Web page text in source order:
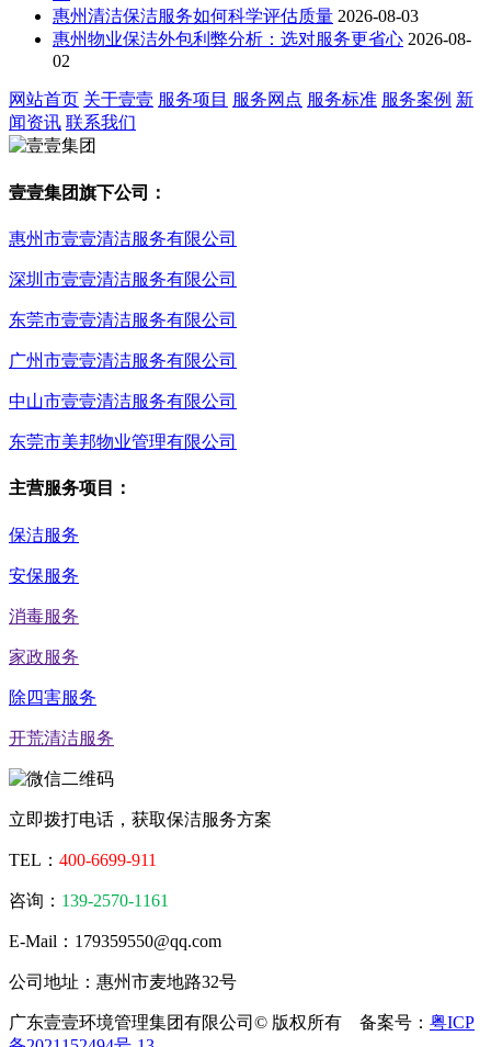
惠州清洁保洁服务如何科学评估质量 2026-08-03
惠州物业保洁外包利弊分析：选对服务更省心 2026-08-
02
网站首页 关于壹壹 服务项目 服务网点 服务标准 服务案例 新
闻资讯 联系我们
壹壹集团旗下公司：
惠州市壹壹清洁服务有限公司
深圳市壹壹清洁服务有限公司
东莞市壹壹清洁服务有限公司
广州市壹壹清洁服务有限公司
中山市壹壹清洁服务有限公司
东莞市美邦物业管理有限公司
主营服务项目：
保洁服务
安保服务
消毒服务
家政服务
除四害服务
开荒清洁服务
立即拨打电话，获取保洁服务方案
TEL： 400-6699-911
咨询： 139-2570-1161
E-Mail：179359550@qq.com
公司地址：惠州市麦地路32号
广东壹壹环境管理集团有限公司© 版权所有 备案号： 粤ICP